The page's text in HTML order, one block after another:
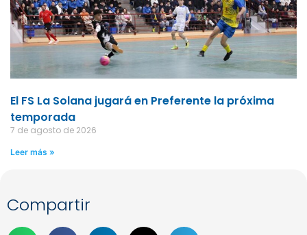
El FS La Solana jugará en Preferente la próxima
temporada
7 de agosto de 2026
Leer más »
Compartir